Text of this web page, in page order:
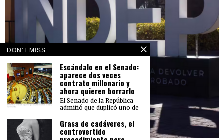
DON'T MISS
Escándalo en el Senado:
aparece dos veces
contrato millonario y
ahora quieren borrarlo
El Senado de la República
admitió que duplicó uno de
Grasa de cadáveres, el
controvertido